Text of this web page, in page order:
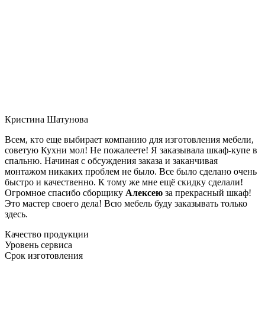
Кристина Шатунова
Всем, кто еще выбирает компанию для изготовления мебели,
советую Кухни мол! Не пожалеете! Я заказывала шкаф-купе в
спальню. Начиная с обсуждения заказа и заканчивая
монтажом никаких проблем не было. Все было сделано очень
быстро и качественно. К тому же мне ещё скидку сделали!
Огромное спасибо сборщику Алексею за прекрасный шкаф!
Это мастер своего дела! Всю мебель буду заказывать только
здесь.
Качество продукции
Уровень сервиса
Срок изготовления